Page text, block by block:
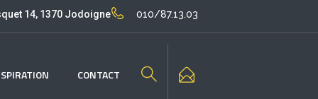
14, 1370 Jodoigne 010/87.13.03
CONTACT